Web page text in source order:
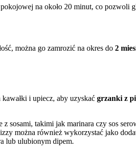
na około 20 minut, co
można go zamrozić na okres do 2
i upiecz, aby uzyskać grzanki z
sosami, takimi jak marinara czy sos
można również wykorzystać jako
lub ulubionym dipem.